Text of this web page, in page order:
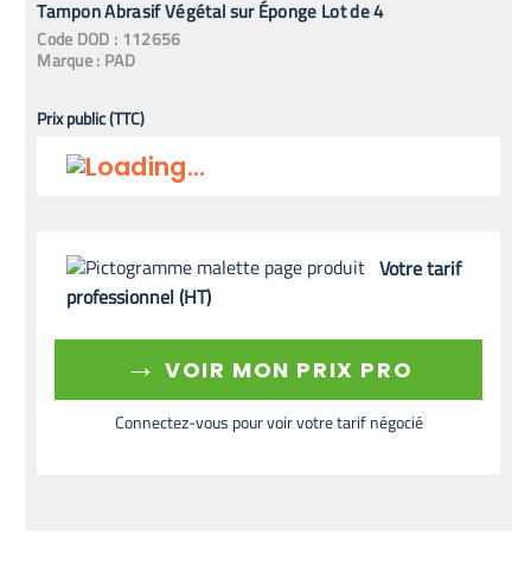
Tampon Abrasif Végétal sur Éponge Lot de 4
Code DOD : 112656
Marque : PAD
Prix public (TTC)
Votre tarif
professionnel (HT)
→ VOIR MON PRIX PRO
Connectez-vous pour voir votre tarif négocié